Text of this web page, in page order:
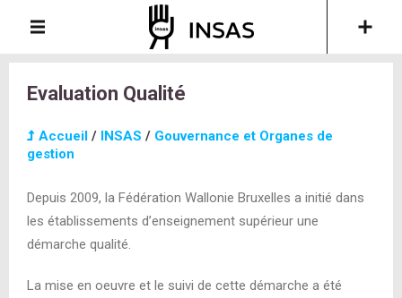
Evaluation Qualité
Accueil / INSAS / Gouvernance et Organes de
gestion
Depuis 2009, la Fédération Wallonie Bruxelles a initié dans
les établissements d’enseignement supérieur une
démarche qualité.
La mise en oeuvre et le suivi de cette démarche a été